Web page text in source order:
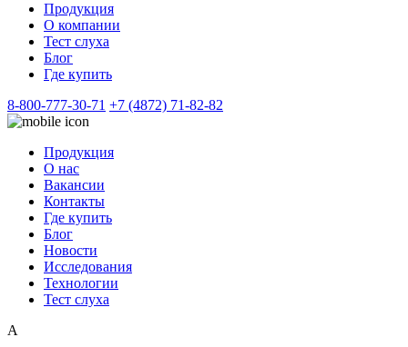
Продукция
О компании
Тест слуха
Блог
Где купить
8-800-777-30-71 +7 (4872) 71-82-82
Продукция
О нас
Вакансии
Контакты
Где купить
Блог
Новости
Исследования
Технологии
Тест слуха
А